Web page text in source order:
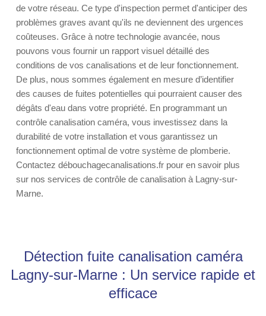
de votre réseau. Ce type d'inspection permet d'anticiper des
problèmes graves avant qu'ils ne deviennent des urgences
coûteuses. Grâce à notre technologie avancée, nous
pouvons vous fournir un rapport visuel détaillé des
conditions de vos canalisations et de leur fonctionnement.
De plus, nous sommes également en mesure d’identifier
des causes de fuites potentielles qui pourraient causer des
dégâts d'eau dans votre propriété. En programmant un
contrôle canalisation caméra, vous investissez dans la
durabilité de votre installation et vous garantissez un
fonctionnement optimal de votre système de plomberie.
Contactez débouchagecanalisations.fr pour en savoir plus
sur nos services de contrôle de canalisation à Lagny-sur-
Marne.
Détection fuite canalisation caméra
Lagny-sur-Marne : Un service rapide et
efficace